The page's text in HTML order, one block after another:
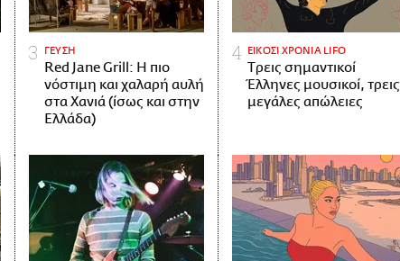
ΓΕΥΣΗ
Red Jane Grill: Η πιο
νόστιμη και χαλαρή αυλή
στα Χανιά (ίσως και στην
Ελλάδα)
ΕΙΚΟΣΙ ΧΡΟΝΙΑ LIFO
Tρεις σημαντικοί
Έλληνες μουσικοί, τρεις
μεγάλες απώλειες